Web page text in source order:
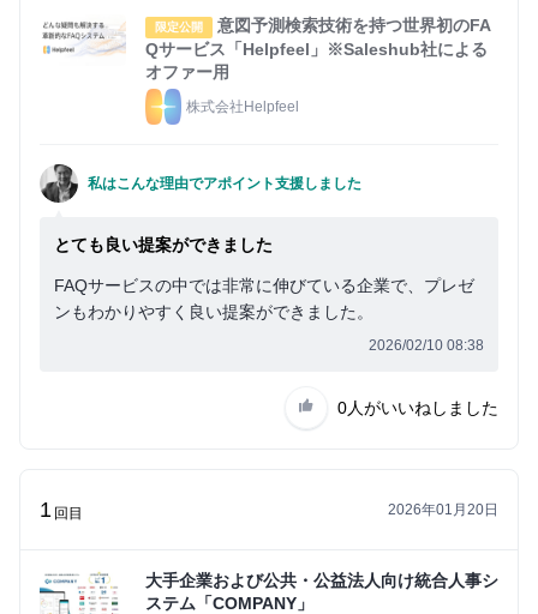
限定公開
意図予測検索技術を持つ世界初のFA
Qサービス「Helpfeel」※Saleshub社による
オファー用
株式会社Helpfeel
私はこんな理由でアポイント支援しました
とても良い提案ができました
FAQサービスの中では非常に伸びている企業で、プレゼ
ンもわかりやすく良い提案ができました。
2026/02/10 08:38
0人がいいねしました
1 回目 2026年01月20日
大手企業および公共・公益法人向け統合人事シ
ステム「COMPANY」